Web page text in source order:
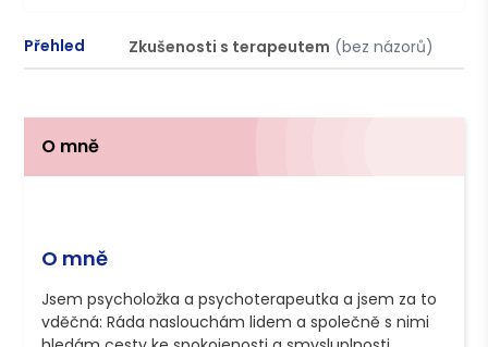
Přehled Zkušenosti s terapeutem (bez názorů)
O mně
O mně
Jsem psycholožka a psychoterapeutka a jsem za to
vděčná: Ráda naslouchám lidem a společně s nimi